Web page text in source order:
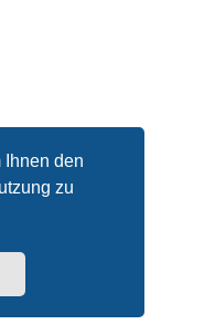
Ihnen den
zu